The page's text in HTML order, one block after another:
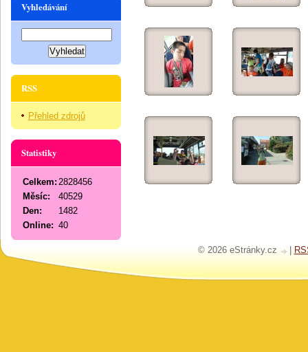
Vyhledávání
RSS
Přehled zdrojů
Statistiky
Online: 40
Celkem: 2828456
Měsíc:
40529
Den:
1482
© 2026 eStránky.cz